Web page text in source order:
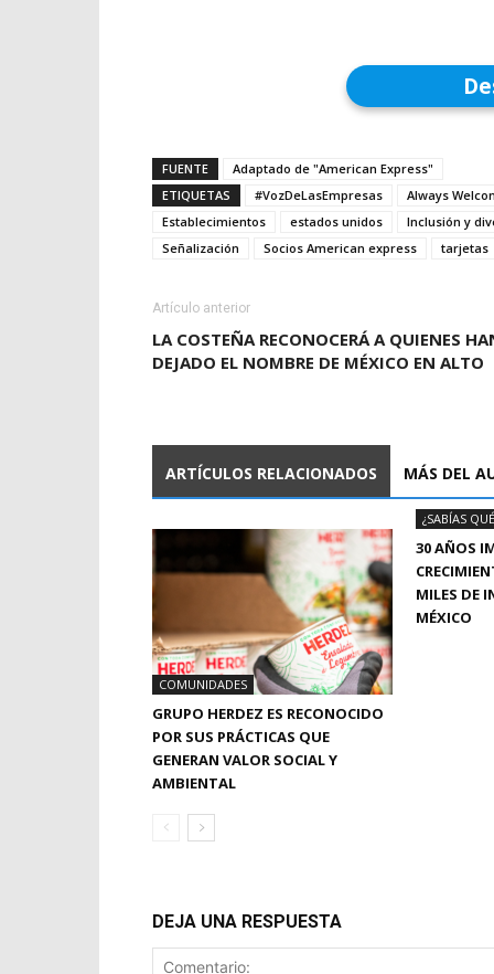
FUENTE
Adaptado de "American Express"
ETIQUETAS
#VozDeLasEmpresas
Always
Establecimientos
estados unidos
Inclusión y
Señalización
Socios American express tarjetas
Artículo anterior
LA COSTEÑA RECONOCERÁ A QUIENES
DEJADO EL NOMBRE DE MÉXICO EN ALTO
ARTÍCULOS RELACIONADOS MÁS DEL
COMUNIDADES
GRUPO HERDEZ ES RECONOCIDO
POR SUS PRÁCTICAS QUE
GENERAN VALOR SOCIAL Y
AMBIENTAL
¿SABÍAS
30 AÑOS
MILES DE
MÉXICO
DEJA UNA RESPUESTA